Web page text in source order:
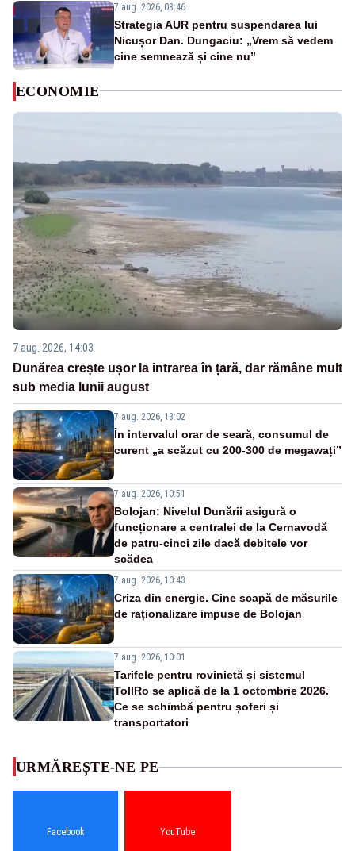
7 aug. 2026, 08:46
Strategia AUR pentru suspendarea lui
Nicușor Dan. Dungaciu: „Vrem să vedem
cine semnează și cine nu”
ECONOMIE
7 aug. 2026, 14:03
Dunărea crește ușor la intrarea în țară, dar rămâne mult
sub media lunii august
7 aug. 2026, 13:02
În intervalul orar de seară, consumul de
curent „a scăzut cu 200-300 de megawați”
7 aug. 2026, 10:51
Bolojan: Nivelul Dunării asigură o
funcționare a centralei de la Cernavodă
de patru-cinci zile dacă debitele vor
scădea
7 aug. 2026, 10:43
Criza din energie. Cine scapă de măsurile
de raționalizare impuse de Bolojan
7 aug. 2026, 10:01
Tarifele pentru rovinietă și sistemul
TollRo se aplică de la 1 octombrie 2026.
Ce se schimbă pentru șoferi și
transportatori
URMĂREȘTE-NE PE
Facebook YouTube